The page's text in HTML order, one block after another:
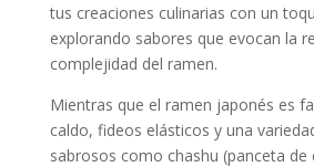
tus creaciones culinarias con un
explorando sabores que evocan la
complejidad del ramen.
Mientras que el ramen japonés es
caldo, fideos elásticos y una
sabrosos como chashu (panceta de